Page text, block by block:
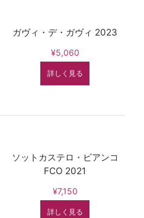
ガヴィ・デ・ガヴィ 2023
¥5,060
詳しく見る
ソットカステロ・ビアンコ
FCO 2021
¥7,150
詳しく見る